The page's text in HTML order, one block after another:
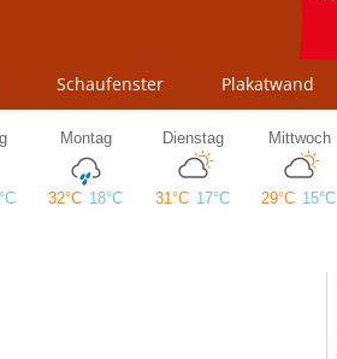
Schaufenster Plakatwand